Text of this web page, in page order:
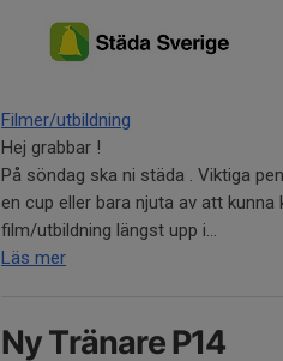
Filmer/utbildning
Hej grabbar !
På söndag ska ni städa . Viktiga
en cup eller bara njuta av att
film/utbildning längst upp i...
Läs mer
Ny Tränare P14